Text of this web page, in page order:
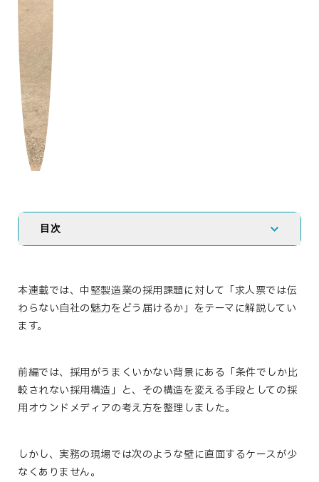
目次
本連載では、中堅製造業の採用課題に対して「求人票では伝
わらない自社の魅力をどう届けるか」をテーマに解説してい
ます。
前編では、採用がうまくいかない背景にある「条件でしか比
較されない採用構造」と、その構造を変える手段としての採
用オウンドメディアの考え方を整理しました。
しかし、実務の現場では次のような壁に直面するケースが少
なくありません。